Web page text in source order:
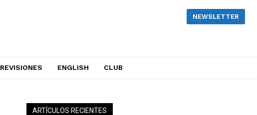
NEWSLETTER
REVISIONES ENGLISH CLUB
ARTÍCULOS RECIENTES